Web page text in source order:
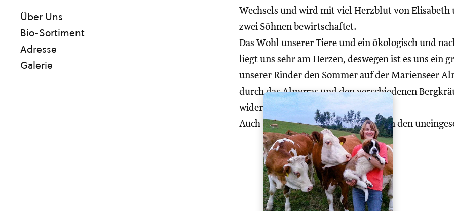
Wechsels und wird mit viel Herzblut von
zwei Söhnen bewirtschaftet.
Das Wohl unserer Tiere und ein ökologisch und
liegt uns sehr am Herzen, deswegen ist es uns ein
unserer Rinder den Sommer auf der Marienseer
durch das Almgras und den verschiedenen
widerstandsfähiger werden.
Auch unsere Bio-Masthendl genießen den
Über Uns
Bio-Sortiment
Adresse
Galerie